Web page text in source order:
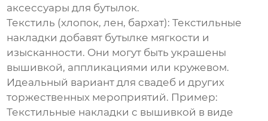
аксессуары для бутылок.
Текстиль (хлопок, лен, бархат): Текстильные
накладки добавят бутылке мягкости и
изысканности. Они могут быть украшены
вышивкой, аппликациями или кружевом.
Идеальный вариант для свадеб и других
торжественных мероприятий. Пример:
Текстильные накладки с вышивкой в виде